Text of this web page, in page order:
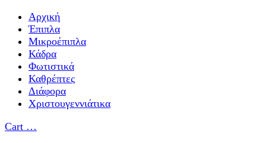
Αρχική
Έπιπλα
Μικροέπιπλα
Κάδρα
Φωτιστικά
Καθρέπτες
Διάφορα
Χριστουγεννιάτικα
Cart …